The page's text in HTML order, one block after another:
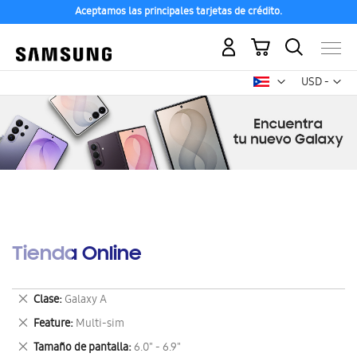
Aceptamos las principales tarjetas de crédito.
USD -
dólar
Mi carrito
Tienda Online
Clase Galaxy A
Eliminar
este
artículo
Feature Multi-sim
Eliminar
este
Tamaño de pantalla 6.0" - 6.9"
Eliminar